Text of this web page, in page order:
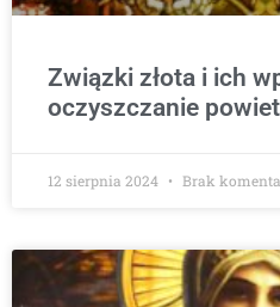
Związki złota i ich
oczyszczanie
12 sierpnia 2024 Brak